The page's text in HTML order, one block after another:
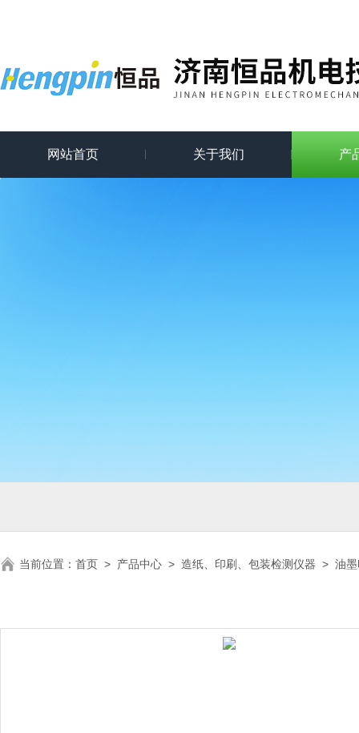
网站首页 关于我们 产
当前位置： 首页 > 产品中心 > 造纸、印刷、包装检测仪器 > 油